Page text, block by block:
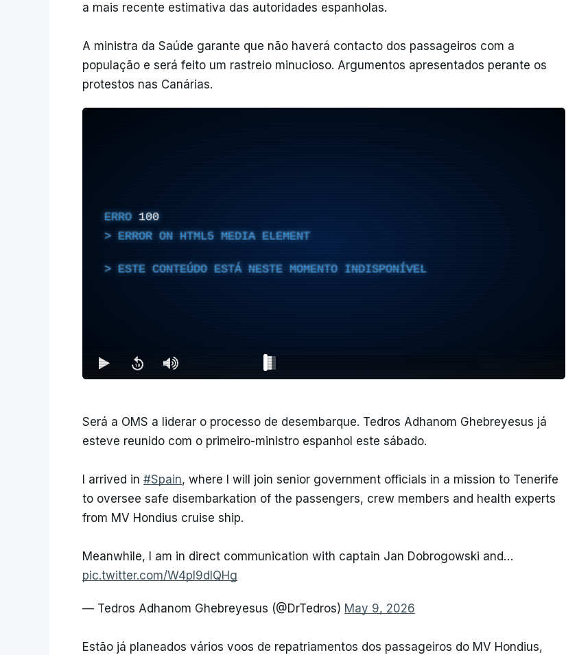
a mais recente estimativa das autoridades espanholas.
A ministra da Saúde garante que não haverá contacto dos passageiros com a
população e será feito um rastreio minucioso. Argumentos apresentados perante os
protestos nas Canárias.
ERRO 100
ERROR ON HTML5 MEDIA ELEMENT
ESTE CONTEÚDO ESTÁ NESTE MOMENTO INDISPONÍVEL
Será a OMS a liderar o processo de desembarque. Tedros Adhanom Ghebreyesus já
esteve reunido com o primeiro-ministro espanhol este sábado.
I arrived in #Spain, where I will join senior government officials in a mission to Tenerife
to oversee safe disembarkation of the passengers, crew members and health experts
from MV Hondius cruise ship.
Meanwhile, I am in direct communication with captain Jan Dobrogowski and…
pic.twitter.com/W4pI9dlQHg
— Tedros Adhanom Ghebreyesus (@DrTedros) May 9, 2026
Estão já planeados vários voos de repatriamentos dos passageiros do MV Hondius,